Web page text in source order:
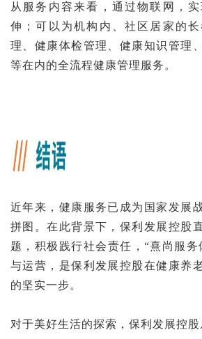
从服务内容来看，通过物联网，
伸；可以为机构内、社区居家的
理、健康体检管理、健康知识管理
等在内的全流程健康管理服务。
近年来，健康服务已成为国家发展
拼图。在此背景下，保利发展控股
题，积极践行社会责任，“熹尚服务
与运营，是保利发展控股在健康养
的坚实一步。
对于美好生活的探索，保利发展控股